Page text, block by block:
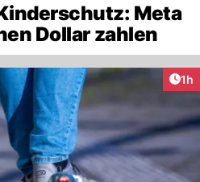
Meta
Dollar zahlen
1h